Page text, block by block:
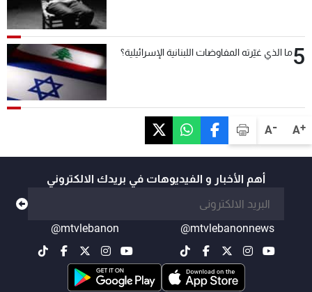
A+
A-
5ما الذي غيّرته المفاوضات اللبنانية الإسرائيلية؟
أهم الأخبار و الفيديوهات في بريدك الالكتروني
@mtvlebanonnews
@mtvlebanon